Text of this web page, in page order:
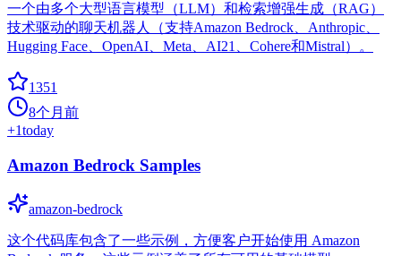
一个由多个大型语言模型（LLM）和检索增强生成（RAG）
技术驱动的聊天机器人（支持Amazon Bedrock、Anthropic、
Hugging Face、OpenAI、Meta、AI21、Cohere和Mistral）。
1351
8个月前
+1today
Amazon Bedrock Samples
amazon-bedrock
这个代码库包含了一些示例，方便客户开始使用 Amazon